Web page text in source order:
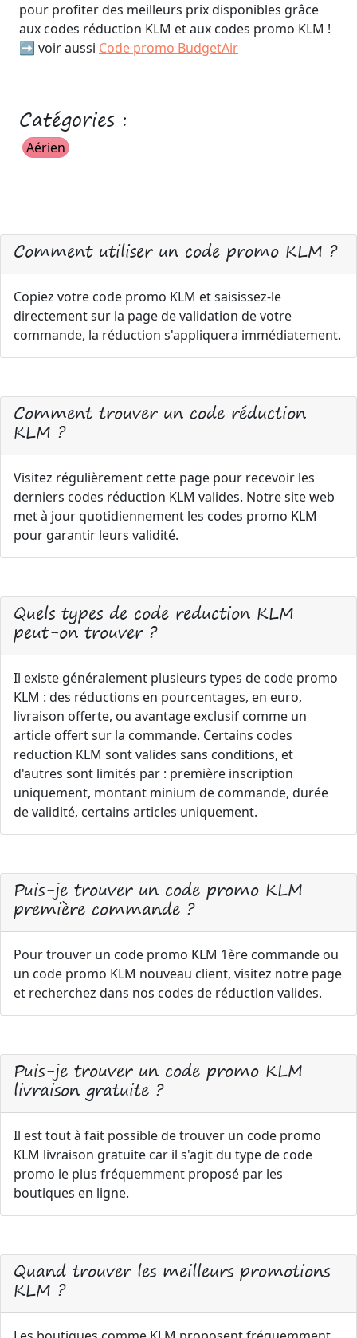
pour profiter des meilleurs prix disponibles grâce
aux codes réduction KLM et aux codes promo KLM !
➡️ voir aussi Code promo BudgetAir
Catégories :
Aérien
Comment utiliser un code promo KLM ?
Copiez votre code promo KLM et saisissez-le
directement sur la page de validation de votre
commande, la réduction s'appliquera immédiatement.
Comment trouver un code réduction
KLM ?
Visitez régulièrement cette page pour recevoir les
derniers codes réduction KLM valides. Notre site web
met à jour quotidiennement les codes promo KLM
pour garantir leurs validité.
Quels types de code reduction KLM
peut-on trouver ?
Il existe généralement plusieurs types de code promo
KLM : des réductions en pourcentages, en euro,
livraison offerte, ou avantage exclusif comme un
article offert sur la commande. Certains codes
reduction KLM sont valides sans conditions, et
d'autres sont limités par : première inscription
uniquement, montant minium de commande, durée
de validité, certains articles uniquement.
Puis-je trouver un code promo KLM
première commande ?
Pour trouver un code promo KLM 1ère commande ou
un code promo KLM nouveau client, visitez notre page
et recherchez dans nos codes de réduction valides.
Puis-je trouver un code promo KLM
livraison gratuite ?
Il est tout à fait possible de trouver un code promo
KLM livraison gratuite car il s'agit du type de code
promo le plus fréquemment proposé par les
boutiques en ligne.
Quand trouver les meilleurs promotions
KLM ?